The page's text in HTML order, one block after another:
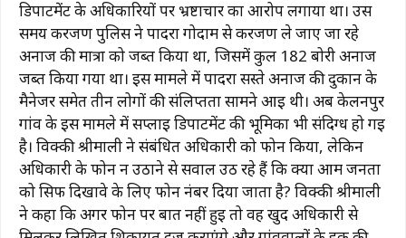
डिपार्टमेंट के अधिकारियों पर भ्रष्टाचार का आरोप लगाया था। उस
समय करजण पुलिस ने पादरा गोदाम से करजण ले जाए जा रहे
अनाज की मात्रा को जब्त किया था, जिसमें कुल 182 बोरी अनाज
जब्त किया गया था। इस मामले में पादरा सस्ते अनाज की दुकान के
मैनेजर समेत तीन लोगों की संलिप्तता सामने आई थी। अब केलनपुर
गांव के इस मामले में सप्लाई डिपार्टमेंट की भूमिका भी संदिग्ध हो गई
है। विक्की श्रीमाली ने संबंधित अधिकारी को फोन किया, लेकिन
अधिकारी के फोन न उठाने से सवाल उठ रहे हैं कि क्या आम जनता
को सिर्फ दिखावे के लिए फोन नंबर दिया जाता है? विक्की श्रीमाली
ने कहा कि अगर फोन पर बात नहीं हुई तो वह खुद अधिकारी से